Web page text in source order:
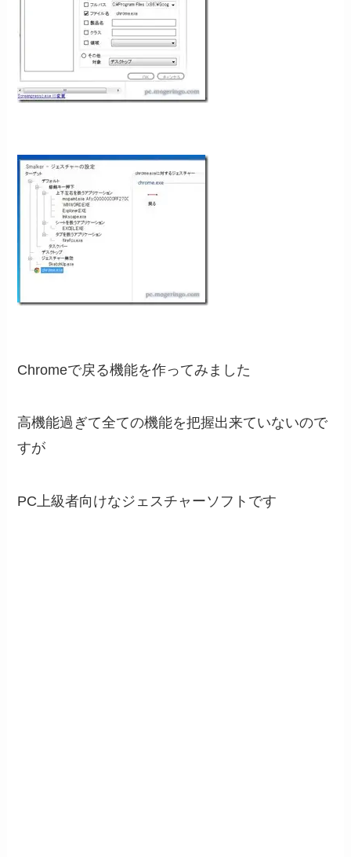
Chromeで戻る機能を作ってみました
高機能過ぎて全ての機能を把握出来ていないので
すが
PC上級者向けなジェスチャーソフトです